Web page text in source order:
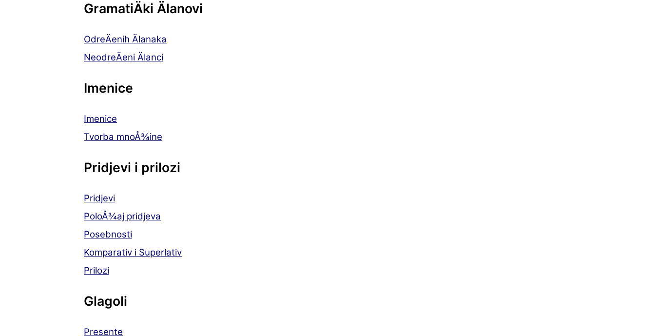
GramatiÄki Älanovi
OdreÄenih Älanaka
NeodreÄeni Älanci
Imenice
Imenice
Tvorba mnoÅ¾ine
Pridjevi i prilozi
Pridjevi
PoloÅ¾aj pridjeva
Posebnosti
Komparativ i Superlativ
Prilozi
Glagoli
Presente